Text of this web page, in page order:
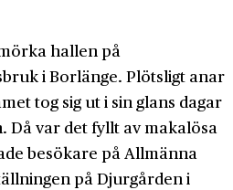
hallen på
i Borlänge. Plötsligt anar
tog sig ut i sin glans dagar
Då var det fyllt av makalösa
besökare på Allmänna
på Djurgården i